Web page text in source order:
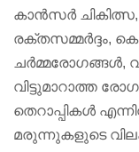
കാൻസർ
രക്തസമ്മർദ്ദം,
ചർമ്മരോഗങ്ങൾ,
വിട്ടുമാറാത്ത
തെറാപ്പികൾ
മരുന്നുകളുടെ